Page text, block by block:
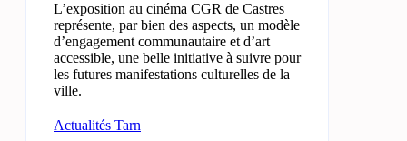
L’exposition au cinéma CGR de Castres
représente, par bien des aspects, un modèle
d’engagement communautaire et d’art
accessible, une belle initiative à suivre pour
les futures manifestations culturelles de la
ville.
Actualités Tarn